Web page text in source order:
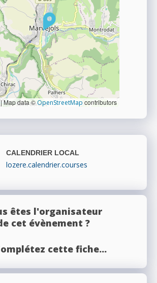
|Map data ©OpenStreetMap contributors
CALENDRIER LOCAL
lozere.calendrier.courses
êtes l'organisateur
cet évènement ?
cette fiche...